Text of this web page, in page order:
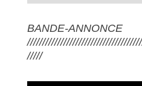
BANDE-ANNONCE
/////